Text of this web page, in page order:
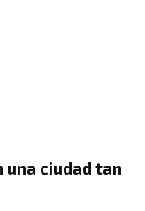
una ciudad tan